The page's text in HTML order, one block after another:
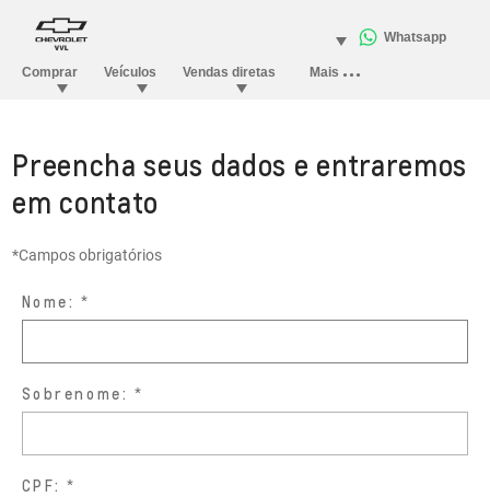
Preencha seus dados e entraremos
em contato
*Campos obrigatórios
Nome:
Sobrenome:
CPF: